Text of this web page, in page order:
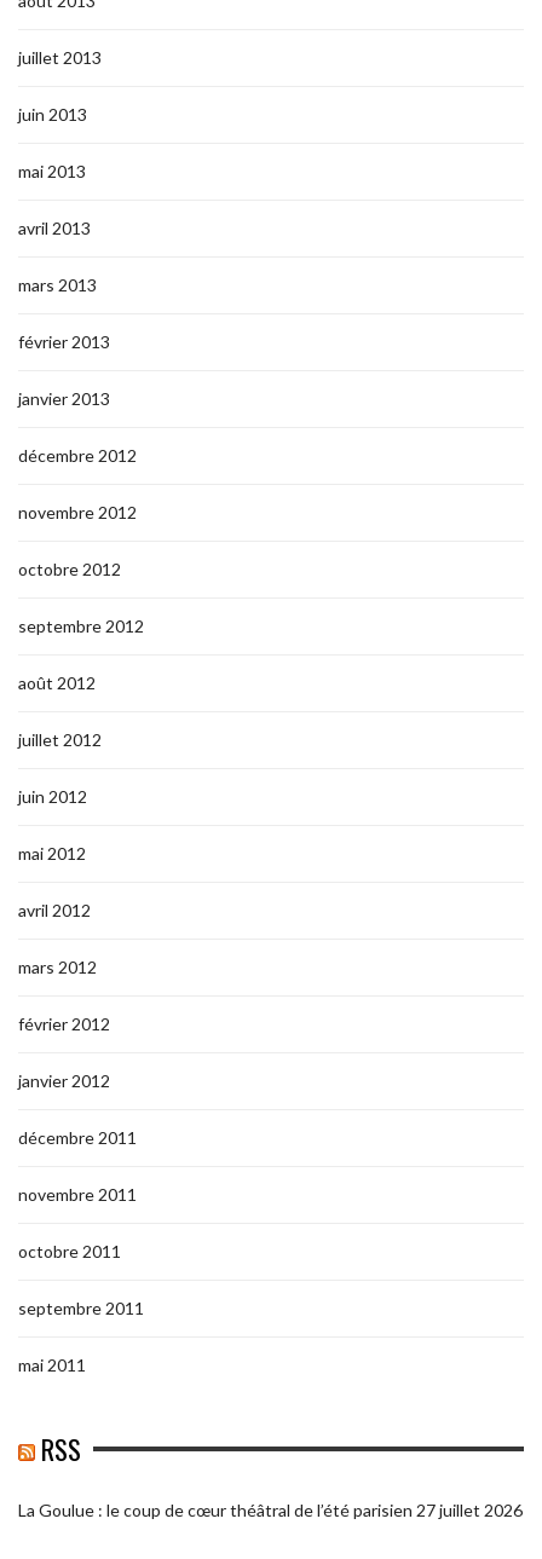
juillet 2013
juin 2013
mai 2013
avril 2013
mars 2013
février 2013
janvier 2013
décembre 2012
novembre 2012
octobre 2012
septembre 2012
août 2012
juillet 2012
juin 2012
mai 2012
avril 2012
mars 2012
février 2012
janvier 2012
décembre 2011
novembre 2011
octobre 2011
septembre 2011
mai 2011
RSS
La Goulue : le coup de cœur théâtral de l’été parisien 27 juillet 2026